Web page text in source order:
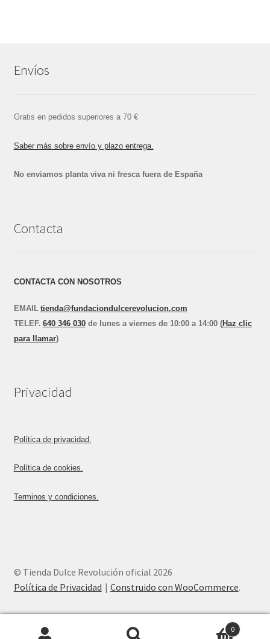
Envíos
Gratis en pedidos superiores a 70 €
Saber más sobre envío y plazo entrega.
No enviamos planta viva ni fresca fuera de España
Contacta
CONTACTA CON NOSOTROS
EMAIL tienda@fundaciondulcerevolucion.com
TELE F. 640 346 030de lunes a viernes de 10:00 a 14:00 (Haz clic
para llamar)
Privacidad
Política de privacidad.
Política de cookies.
Terminos y condiciones.
© Tienda Dulce Revolución oficial 2026
Política de Privacidad
Construido con WooCommerce.
0